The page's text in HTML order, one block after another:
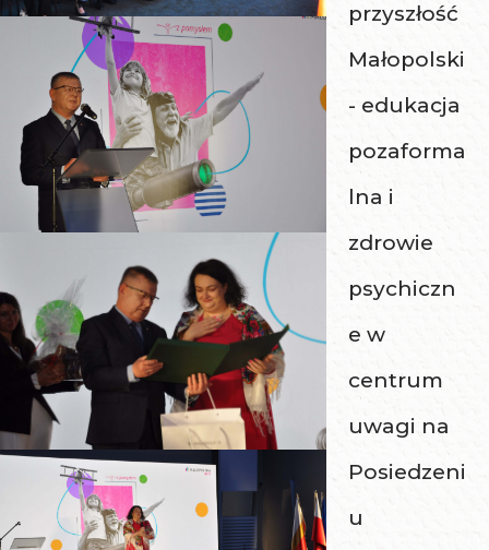
przyszłość
Małopolski
- edukacja
pozaforma
lna i
zdrowie
psychiczn
e w
centrum
uwagi na
Posiedzeni
u